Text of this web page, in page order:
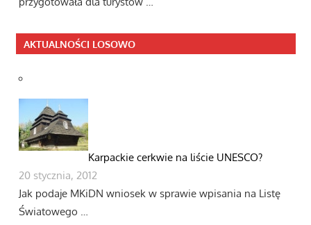
AKTUALNOŚCI LOSOWO
Karpackie cerkwie na liście UNESCO?
20 stycznia, 2012
Jak podaje MKiDN wniosek w sprawie wpisania na Listę
Światowego …